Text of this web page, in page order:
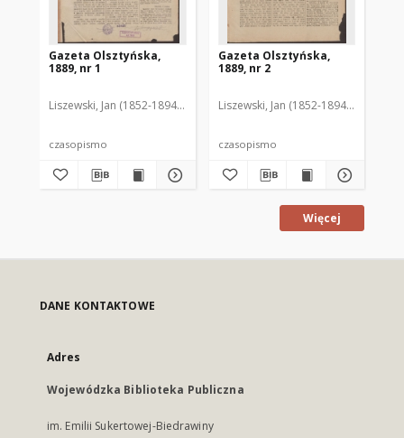
Gazeta Olsztyńska,
1889, nr 1
Liszewski, Jan (1852-1894). Red.
czasopismo
Gazeta Olsztyńska,
1889, nr 2
Liszewski, Jan (1852-1894). Red.
czasopismo
Więcej
DANE KONTAKTOWE
Adres
Wojewódzka Biblioteka Publiczna
im. Emilii Sukertowej-Biedrawiny